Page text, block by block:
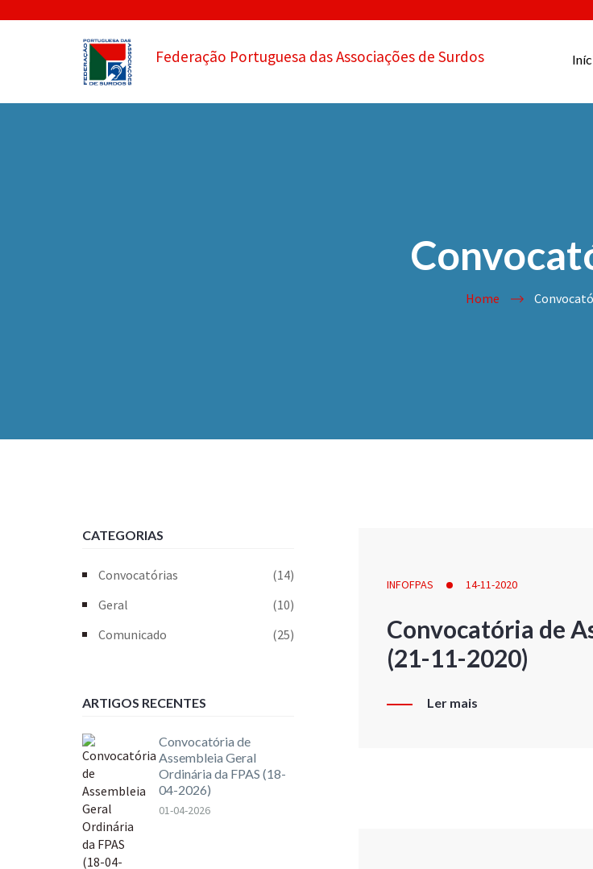
Federação Portuguesa das Associações de Surdos
Home
INFOFPAS 14-11-2020
Convocatória de
(21-11-2020)
Ler mais
CATEGORIAS
Convocatórias
(14)
Geral
(10)
Comunicado
(25)
ARTIGOS RECENTES
Convocatória de
Assembleia Geral
Ordinária da FPAS (18-
04-2026)
01-04-2026